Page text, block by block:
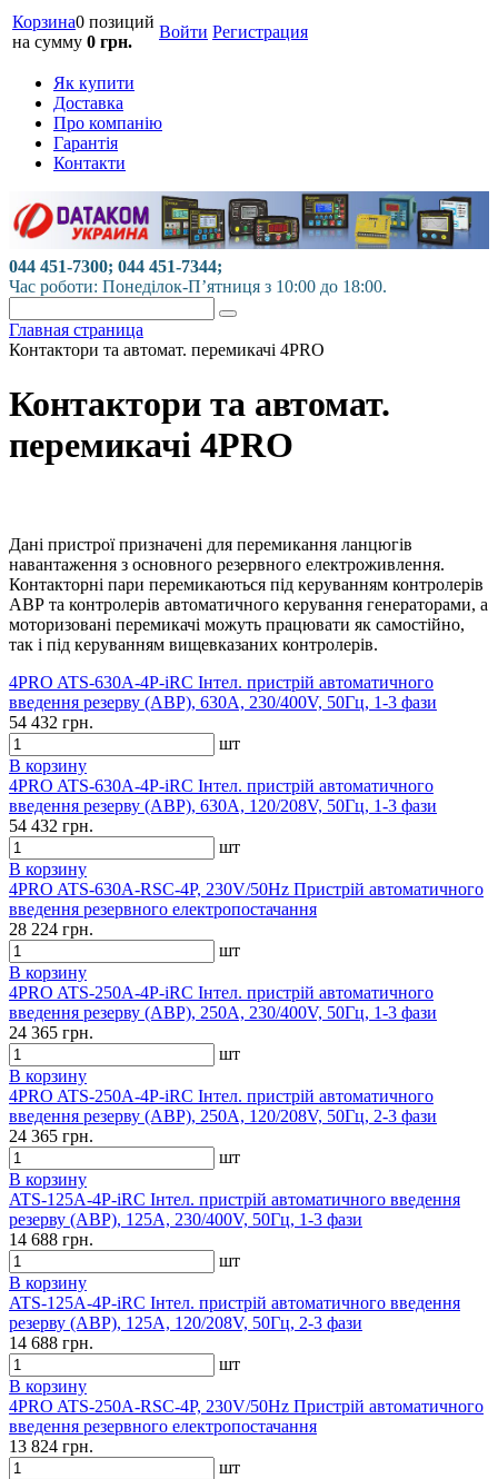
Корзина0 позиций
на сумму 0 грн.
Войти Регистрация
Як купити
Доставка
Про компанію
Гарантія
Контакти
044 451-7300; 044 451-7344;
Час роботи: Понеділок-П’ятниця з 10:00 до 18:00.
Главная страница
Контактори та автомат. перемикачі 4PRO
Контактори та автомат.
перемикачі 4PRO
Дані пристрої призначені для перемикання ланцюгів
навантаження з основного резервного електроживлення.
Контакторні пари перемикаються під керуванням контролерів
АВР та контролерів автоматичного керування генераторами, а
моторизовані перемикачі можуть працювати як самостійно,
так і під керуванням вищевказаних контролерів.
4PRO ATS-630A-4P-iRC Інтел. пристрій автоматичного
введення резерву (АВР), 630A, 230/400V, 50Гц, 1-3 фази
54 432 грн.
шт
В корзину
4PRO ATS-630A-4P-iRC Інтел. пристрій автоматичного
введення резерву (АВР), 630A, 120/208V, 50Гц, 1-3 фази
54 432 грн.
шт
В корзину
4PRO ATS-630A-RSC-4P, 230V/50Hz Пристрій автоматичного
введення резервного електропостачання
28 224 грн.
шт
В корзину
4PRO ATS-250A-4P-iRC Інтел. пристрій автоматичного
введення резерву (АВР), 250A, 230/400V, 50Гц, 1-3 фази
24 365 грн.
шт
В корзину
4PRO ATS-250A-4P-iRC Інтел. пристрій автоматичного
введення резерву (АВР), 250A, 120/208V, 50Гц, 2-3 фази
24 365 грн.
шт
В корзину
ATS-125A-4P-iRC Інтел. пристрій автоматичного введення
резерву (АВР), 125A, 230/400V, 50Гц, 1-3 фази
14 688 грн.
шт
В корзину
ATS-125A-4P-iRC Інтел. пристрій автоматичного введення
резерву (АВР), 125A, 120/208V, 50Гц, 2-3 фази
14 688 грн.
шт
В корзину
4PRO ATS-250A-RSC-4P, 230V/50Hz Пристрій автоматичного
введення резервного електропостачання
13 824 грн.
шт